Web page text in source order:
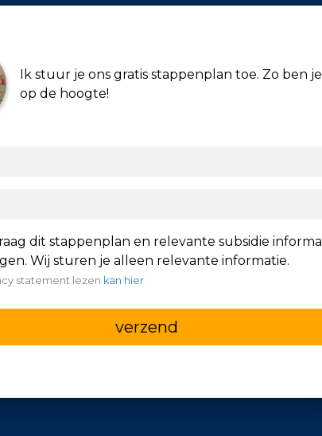
Ik stuur je ons gratis stappenplan toe. Zo ben
op de hoogte!
dit stappenplan en relevante subsidie
Wij sturen je alleen relevante informatie.
statement lezen kan hier
verzend